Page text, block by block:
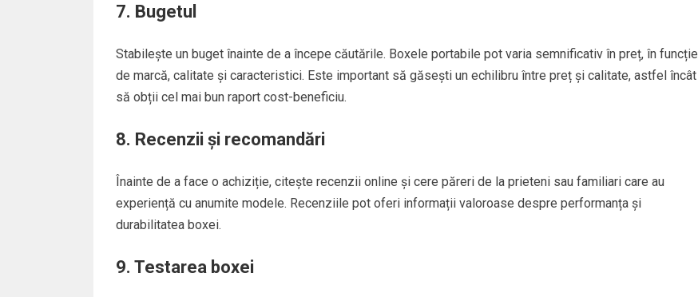
7. Bugetul
Stabilește un buget înainte de a începe căutările. Boxele portabile pot varia semnificativ în preț, în funcție
de marcă, calitate și caracteristici. Este important să găsești un echilibru între preț și calitate, astfel încât
să obții cel mai bun raport cost-beneficiu.
8. Recenzii și recomandări
Înainte de a face o achiziție, citește recenzii online și cere păreri de la prieteni sau familiari care au
experiență cu anumite modele. Recenziile pot oferi informații valoroase despre performanța și
durabilitatea boxei.
9. Testarea boxei